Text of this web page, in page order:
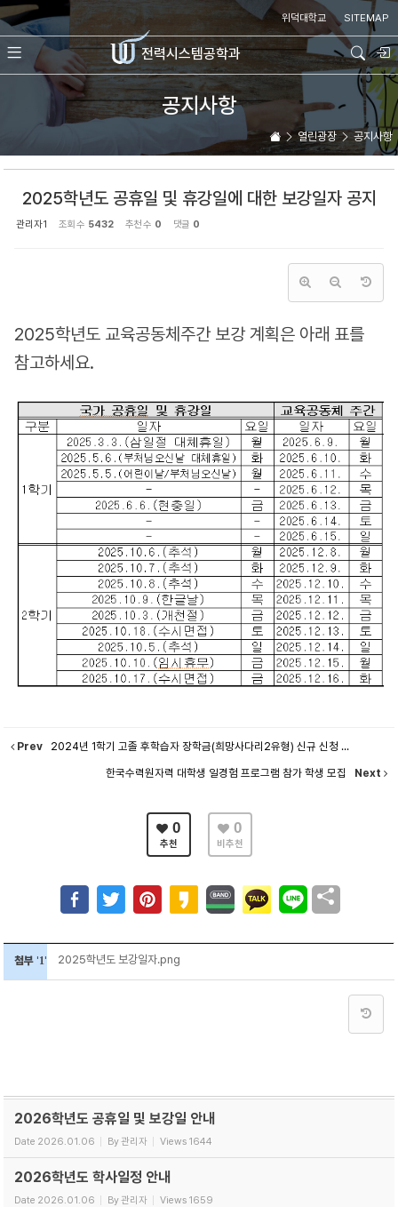
위덕대학교 SITEMAP
전력시스템공학과
공지사항
열린광장 공지사항
2025학년도 공휴일 및 휴강일에 대한 보강일자 공지
관리자1 조회 수 5432 추천 수 0 댓글 0
2025학년도 교육공동체주간 보강 계획은 아래 표를
참고하세요.
Prev
2024년 1학기 고졸 후학습자 장학금(희망사다리2유형) 신규 신청 ...
한국수력원자력 대학생 일경험 프로그램 참가 학생 모집
Next
0
추천
0
비추천
첨부 '1 ' 2025학년도 보강일자.png
2026학년도 공휴일 및 보강일 안내
Date 2026.01.06 By관리자 Views 1644
2026학년도 학사일정 안내
Date 2026.01.06 By관리자 Views 1659